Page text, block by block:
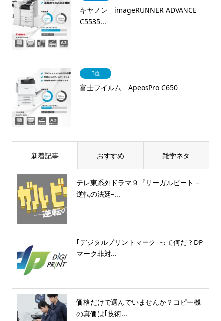
キヤノン imageRUNNER ADVANCE
C5535...
3位
富士フイルム ApeosPro C650
新着記事 おすすめ 雑学ネタ
テレ東系列ドラマ９『リーガルビート –
逆転の法廷–...
｢デジタルプリントマーク｣って何だ？DP
マーク非対...
価格だけで選んでいませんか？コピー機
の真価は｢技術...